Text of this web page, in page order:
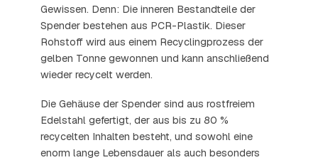
Gewissen. Denn: Die inneren Bestandteile der
Spender bestehen aus PCR-Plastik. Dieser
Rohstoff wird aus einem Recyclingprozess der
gelben Tonne gewonnen und kann anschließend
wieder recycelt werden.
Die Gehäuse der Spender sind aus rostfreiem
Edelstahl gefertigt, der aus bis zu 80 %
recycelten Inhalten besteht, und sowohl eine
enorm lange Lebensdauer als auch besonders